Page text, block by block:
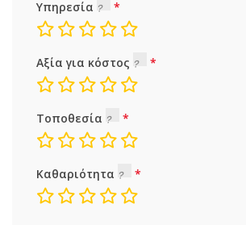
Υπηρεσία
Αξία για κόστος
Τοποθεσία
Καθαριότητα